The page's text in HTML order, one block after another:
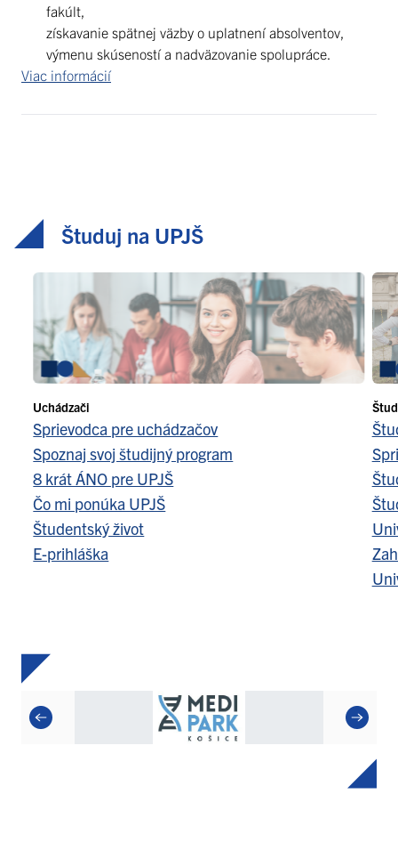
fakúlt,
získavanie spätnej väzby o uplatnení absolventov,
výmenu skúseností a nadväzovanie spolupráce.
Viac informácií
Študuj na UPJŠ
Uchádzači
Sprievodca pre uchádzačov
Spoznaj svoj študijný program
8 krát ÁNO pre UPJŠ
Čo mi ponúka UPJŠ
Študentský život
E-prihláška